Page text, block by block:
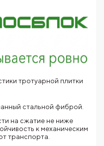
тротуарной плитки
стальной фиброй.
на сжатие не ниже
к механическим
транспорта.